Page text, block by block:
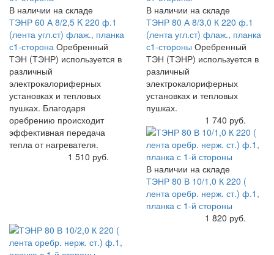
В наличии на складе
ТЭНР 60 А 8/2,5 K 220 ф.1
(лента угл.ст) флаж., планка
с1-сторона Оребренный
ТЭН (ТЭНР) используется в
различный
электрокалориферных
установках и тепловых
пушках. Благодаря
оребрению происходит
эффективная передача
тепла от нагревателя.
1 510 руб.
В наличии на складе
ТЭНР 80 А 8/3,0 К 220 ф.1
(лента угл.ст) флаж., планка
с1-стороны Оребренный
ТЭН (ТЭНР) используется в
различный
электрокалориферных
установках и тепловых
пушках.
1 740 руб.
В наличии на складе
ТЭНР 80 В 10/1,0 К 220 (
лента оребр. нерж. ст.) ф.1,
планка с 1-й стороны
1 820 руб.